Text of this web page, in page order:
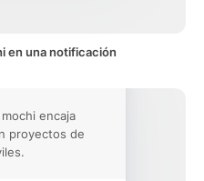
en una notificación
encaja
proyectos de